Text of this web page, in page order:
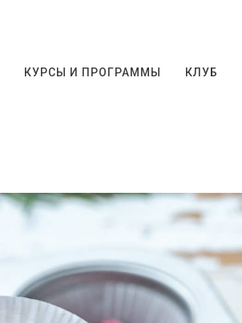
КУРСЫ И ПРОГРАММЫ КЛУБ